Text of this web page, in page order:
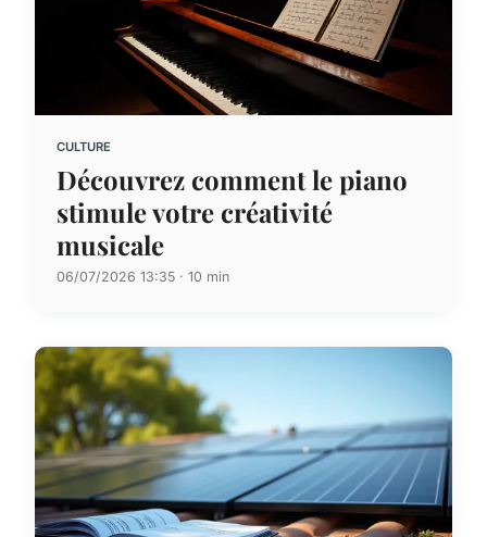
CULTURE
Découvrez comment le piano
stimule votre créativité
musicale
06/07/2026 13:35 · 10 min